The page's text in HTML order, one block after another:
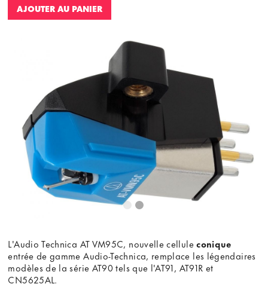
AJOUTER AU PANIER
L'Audio Technica AT VM95C, nouvelle celluleconique
entrée de gamme Audio-Technica, remplace les légendaires
modèles de la série AT90 tels que l'AT91, AT91R et
CN5625AL.